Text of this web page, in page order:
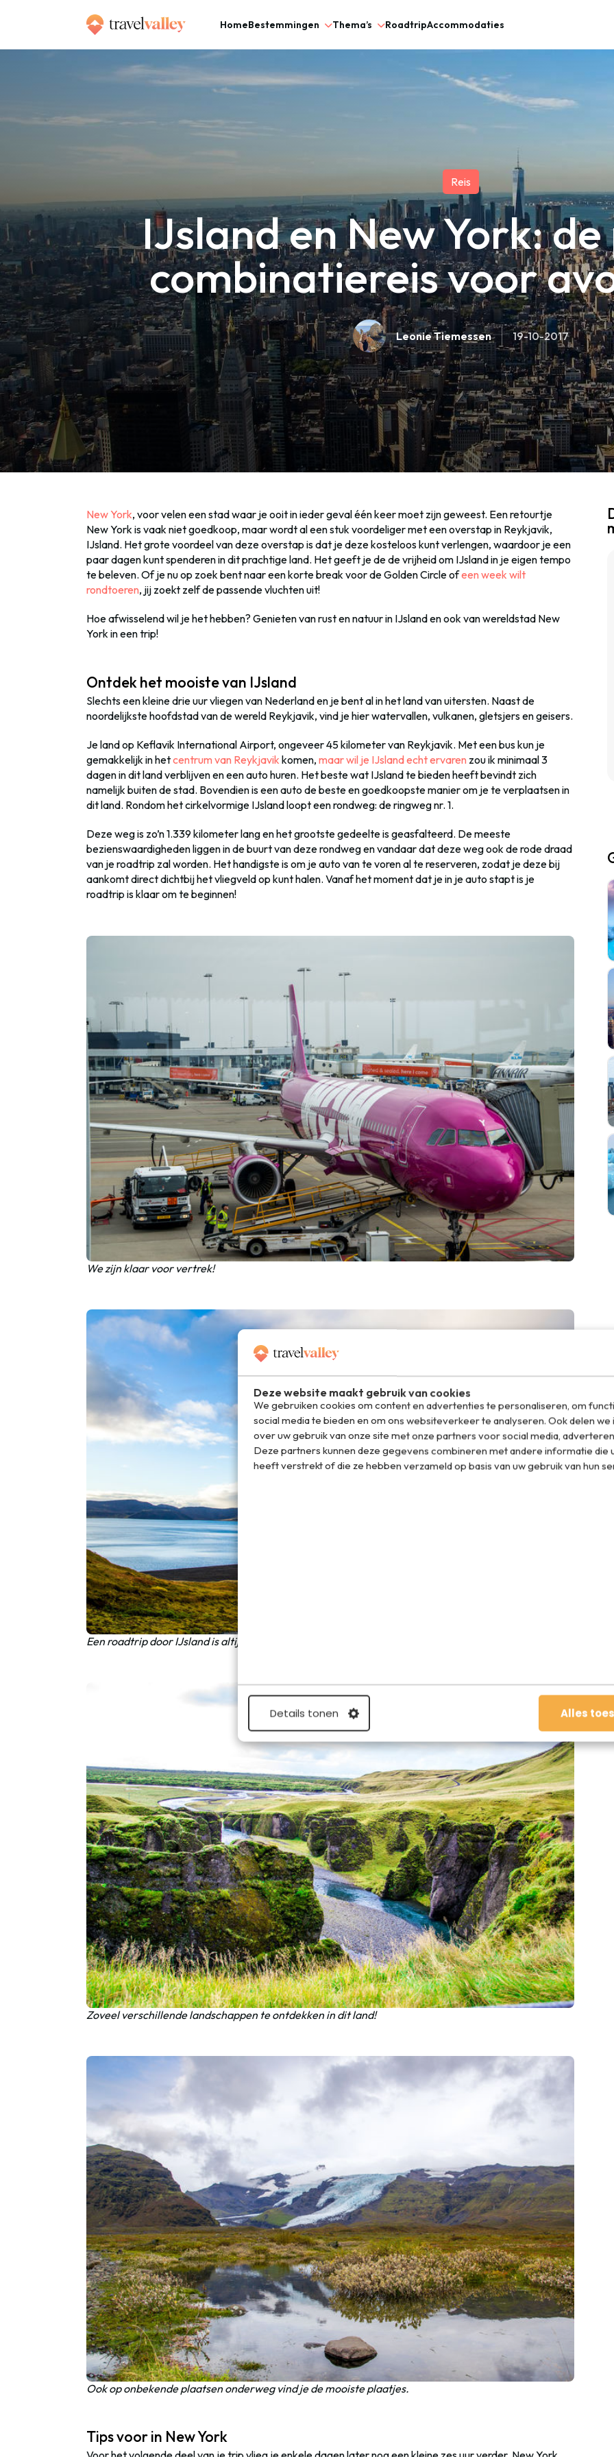
Deze website maakt gebruik van cookies
We gebruiken cookies om content en advertenties te personaliseren, om
social media te bieden en om ons websiteverkeer te analyseren. Ook delen
over uw gebruik van onze site met onze partners voor social media,
Deze partners kunnen deze gegevens combineren met andere informatie die
heeft verstrekt of die ze hebben verzameld op basis van uw gebruik van hun
Details tonen Alles
HomeBestemmingen Thema’s RoadtripAccommodaties
» IJsland en New York: de perfecte combinatiereis voor avonturiers
Reis
IJsland en New York:
combinatiereis voor
Leonie Tiemessen 19-10-2017
New York, voor velen een stad waar je ooit in ieder geval één keer moet zijn geweest. Een retourtje
New York is vaak niet goedkoop, maar wordt al een stuk voordeliger met een overstap in Reykjavik,
IJsland. Het grote voordeel van deze overstap is dat je deze kosteloos kunt verlengen, waardoor je een
paar dagen kunt spenderen in dit prachtige land. Het geeft je de de vrijheid om IJsland in je eigen tempo
te beleven. Of je nu op zoek bent naar een korte break voor de Golden Circle ofeen week wilt
rondtoeren, jij zoekt zelf de passende vluchten uit!
Hoe afwisselend wil je het hebben? Genieten van rust en natuur in IJsland en ook van wereldstad New
York in een trip!
Ontdek het mooiste van IJsland
Slechts een kleine drie uur vliegen van Nederland en je bent al in het land van uitersten. Naast de
noordelijkste hoofdstad van de wereld Reykjavik, vind je hier watervallen, vulkanen, gletsjers en geisers.
Je land op Keflavik International Airport, ongeveer 45 kilometer van Reykjavik. Met een bus kun je
gemakkelijk in hetcentrum van Reykjavik komen, maar wil je IJsland echt ervaren zou ik minimaal 3
dagen in dit land verblijven en een auto huren. Het beste wat IJsland te bieden heeft bevindt zich
namelijk buiten de stad. Bovendien is een auto de beste en goedkoopste manier om je te verplaatsen in
dit land. Rondom het cirkelvormige IJsland loopt een rondweg: de ringweg nr. 1.
Deze weg is zo’n 1.339 kilometer lang en het grootste gedeelte is geasfalteerd. De meeste
bezienswaardigheden liggen in de buurt van deze rondweg en vandaar dat deze weg ook de rode draad
van je roadtrip zal worden. Het handigste is om je auto van te voren al te reserveren, zodat je deze bij
aankomt direct dichtbij het vliegveld op kunt halen. Vanaf het moment dat je in je auto stapt is je
roadtrip is klaar om te beginnen!
We zijn klaar voor vertrek!
Een roadtrip door IJsland is altijd een goed idee!
Zoveel verschillende landschappen te ontdekken in dit land!
Ook op onbekende plaatsen onderweg vind je de mooiste plaatjes.
Tips voor in New York